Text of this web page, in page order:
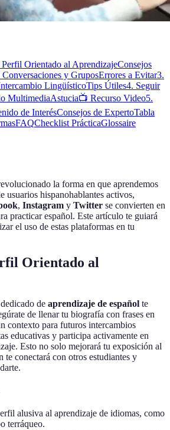
Perfil Orientado al AprendizajeConsejos
y GruposErrores a Evitar3.
LingüísticoTips Útiles4. Seguir
MultimediaAstucia📺 Recurso Video5.
de InterésConsejos de ExpertoTabla
FAQChecklist PrácticaGlossaire
la forma en que aprendemos
usuarios hispanohablantes activos,
, Instagram y Twitter se convierten en
practicar español. Este artículo te guiará
el uso de estas plataformas en tu
Orientado al
de aprendizaje de español te
de llenar tu biografía con frases en
contexto para futuros intercambios
educativas y participa activamente en
Esto no solo mejorará tu exposición al
te conectará con otros estudiantes y
alusiva al aprendizaje de idiomas, como
terráqueo.